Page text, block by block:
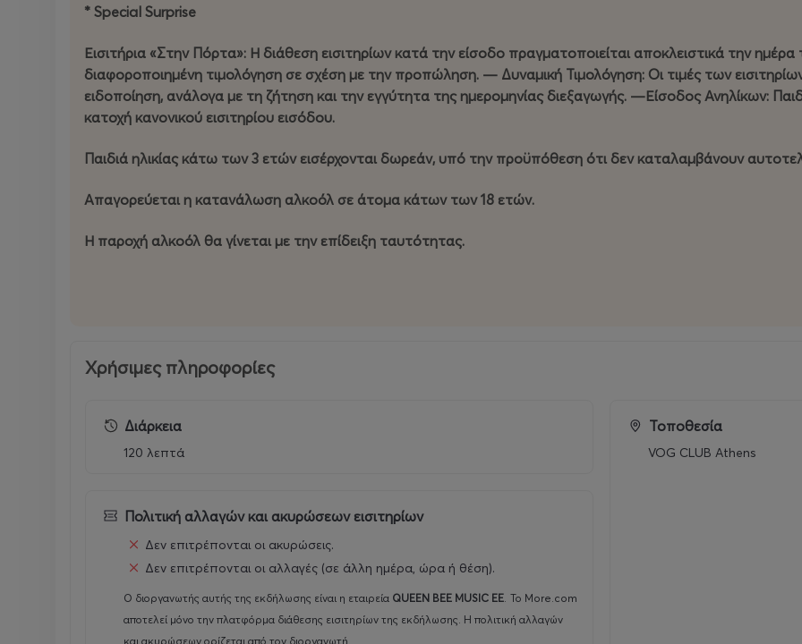
* Special Surprise
Εισιτήρια «Στην Πόρτα»: Η διάθεση εισιτηρίων κατά την είσοδο πραγματοποιείται αποκλειστικά την ημέρα
διαφοροποιημένη τιμολόγηση σε σχέση με την προπώληση. — Δυναμική Τιμολόγηση: Οι τιμές των
ειδοποίηση, ανάλογα με τη ζήτηση και την εγγύτητα της ημερομηνίας διεξαγωγής. —Είσοδος Ανηλίκων:
κατοχή κανονικού εισιτηρίου εισόδου.
Παιδιά ηλικίας κάτω των 3 ετών εισέρχονται δωρεάν, υπό την προϋπόθεση ότι δεν καταλαμβάνουν
Απαγορεύεται η κατανάλωση αλκοόλ σε άτομα κάτων των 18 ετών.
Η παροχή αλκοόλ θα γίνεται με την επίδειξη ταυτότητας.
Χρήσιμες πληροφορίες
Διάρκεια
120 λεπτά
Πολιτική αλλαγών και ακυρώσεων εισιτηρίων
Δεν επιτρέπονται οι ακυρώσεις.
Δεν επιτρέπονται οι αλλαγές (σε άλλη ημέρα, ώρα ή θέση).
Ο διοργανωτής αυτής της εκδήλωσης είναι η εταιρεία QUEEN BEE MUSIC EE. Το More.com
αποτελεί μόνο την πλατφόρμα διάθεσης εισιτηρίων της εκδήλωσης. Η πολιτική αλλαγών
και ακυρώσεων ορίζεται από τον διοργανωτή.
Τοποθεσία
VOG CLUB Athens